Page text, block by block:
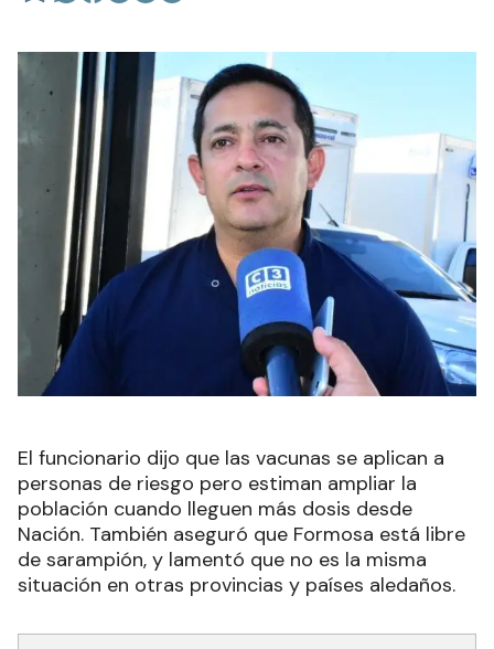
El funcionario dijo que las vacunas se aplican a
personas de riesgo pero estiman ampliar la
población cuando lleguen más dosis desde
Nación. También aseguró que Formosa está libre
de sarampión, y lamentó que no es la misma
situación en otras provincias y países aledaños.